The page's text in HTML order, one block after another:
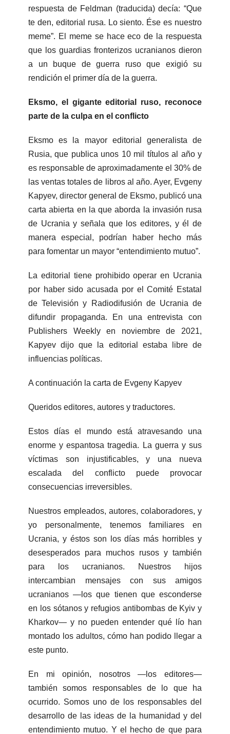
respuesta de Feldman (traducida) decía: “Que
te den, editorial rusa. Lo siento. Ése es nuestro
meme”. El meme se hace eco de la respuesta
que los guardias fronterizos ucranianos dieron
a un buque de guerra ruso que exigió su
rendición el primer día de la guerra.
Eksmo, el gigante editorial ruso, reconoce
parte de la culpa en el conflicto
Eksmo es la mayor editorial generalista de
Rusia, que publica unos 10 mil títulos al año y
es responsable de aproximadamente el 30% de
las ventas totales de libros al año. Ayer, Evgeny
Kapyev, director general de Eksmo, publicó una
carta abierta en la que aborda la invasión rusa
de Ucrania y señala que los editores, y él de
manera especial, podrían haber hecho más
para fomentar un mayor “entendimiento mutuo”.
La editorial tiene prohibido operar en Ucrania
por haber sido acusada por el Comité Estatal
de Televisión y Radiodifusión de Ucrania de
difundir propaganda. En una entrevista con
Publishers Weekly en noviembre de 2021,
Kapyev dijo que la editorial estaba libre de
influencias políticas.
A continuación la carta de Evgeny Kapyev
Queridos editores, autores y traductores.
Estos días el mundo está atravesando una
enorme y espantosa tragedia. La guerra y sus
víctimas son injustificables, y una nueva
escalada del conflicto puede provocar
consecuencias irreversibles.
Nuestros empleados, autores, colaboradores, y
yo personalmente, tenemos familiares en
Ucrania, y éstos son los días más horribles y
desesperados para muchos rusos y también
para los ucranianos. Nuestros hijos
intercambian mensajes con sus amigos
ucranianos —los que tienen que esconderse
en los sótanos y refugios antibombas de Kyiv y
Kharkov— y no pueden entender qué lío han
montado los adultos, cómo han podido llegar a
este punto.
En mi opinión, nosotros —los editores—
también somos responsables de lo que ha
ocurrido. Somos uno de los responsables del
desarrollo de las ideas de la humanidad y del
entendimiento mutuo. Y el hecho de que para